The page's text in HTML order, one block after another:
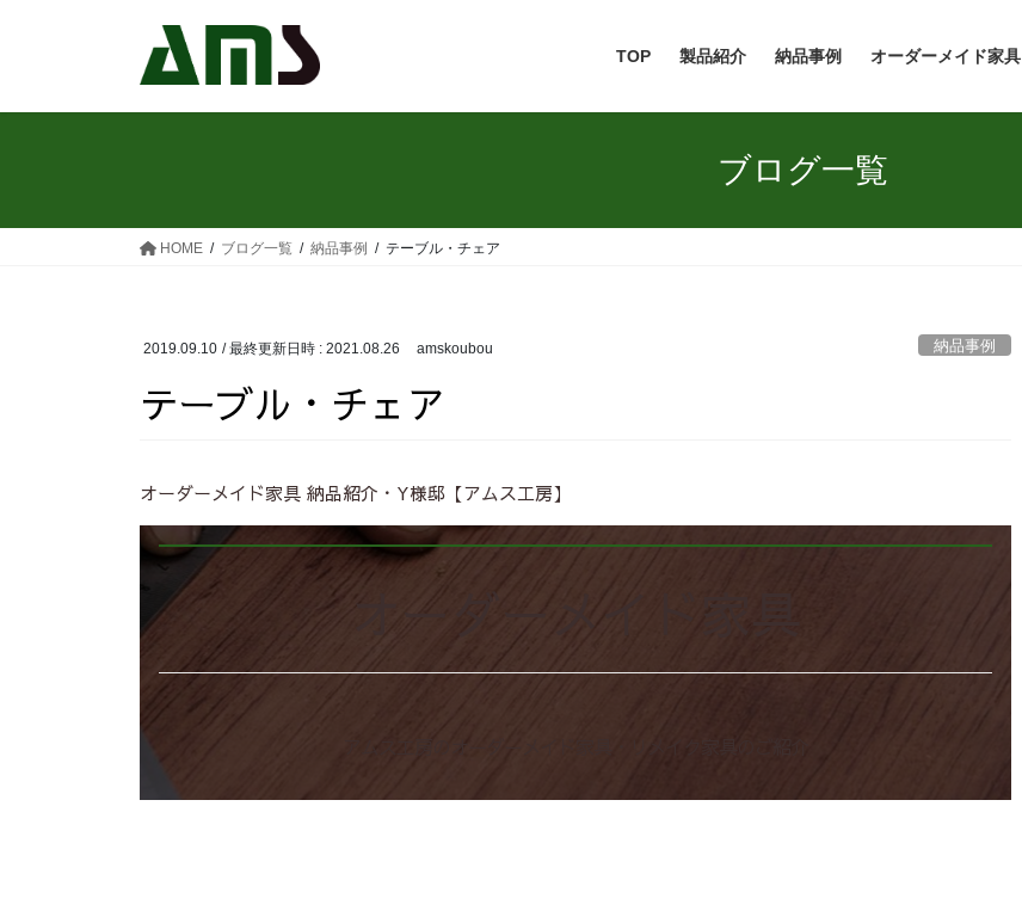
TOP 製品紹介 納品事例 オーダーメイド家具
ブログ一覧
HOME ブログ一覧 納品事例 テーブル・チェア
2019.09.10 / 最終更新日時 : 2021.08.26 amskoubou 納品事例
テーブル・チェア
オーダーメイド家具 納品紹介・Y様邸【アムス工房】